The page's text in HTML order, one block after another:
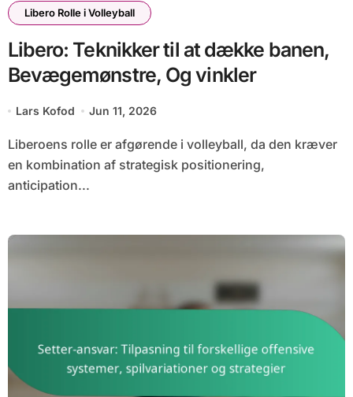
Libero Rolle i Volleyball
Libero: Teknikker til at dække banen,
Bevægemønstre, Og vinkler
Lars Kofod Jun 11, 2026
Liberoens rolle er afgørende i volleyball, da den kræver
en kombination af strategisk positionering,
anticipation...